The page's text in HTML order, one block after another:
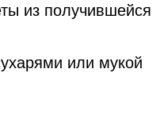
из получившейся
или мукой